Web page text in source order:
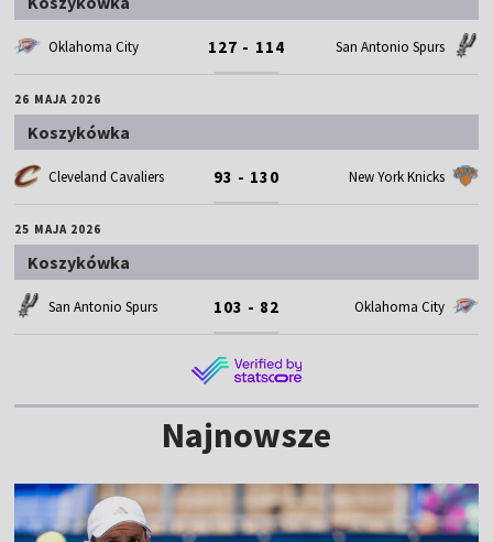
Oklahoma City 127 - 114 San Antonio Spurs
26 MAJA 2026
Koszykówka
Cleveland Cavaliers 93 - 130 New York Knicks
25 MAJA 2026
Koszykówka
San Antonio Spurs 103 - 82 Oklahoma City
Najnowsze